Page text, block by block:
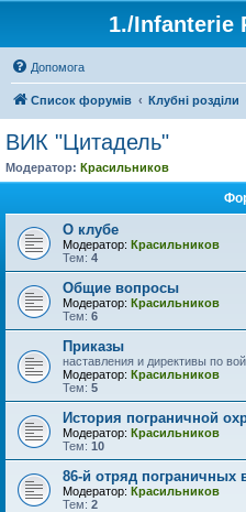
1./Infanterie
Допомога
Список форумів Клубні розділи
ВИК "Цитадель"
Модератор: Красильников
О клубе
Модератор: Красильников
Тем: 4
Общие вопросы
Модератор: Красильников
Тем: 6
Приказы
наставления и директивы по
Модератор: Красильников
Тем: 5
История пограничной
Модератор: Красильников
Тем: 10
86-й отряд
Модератор: Красильников
Тем: 2